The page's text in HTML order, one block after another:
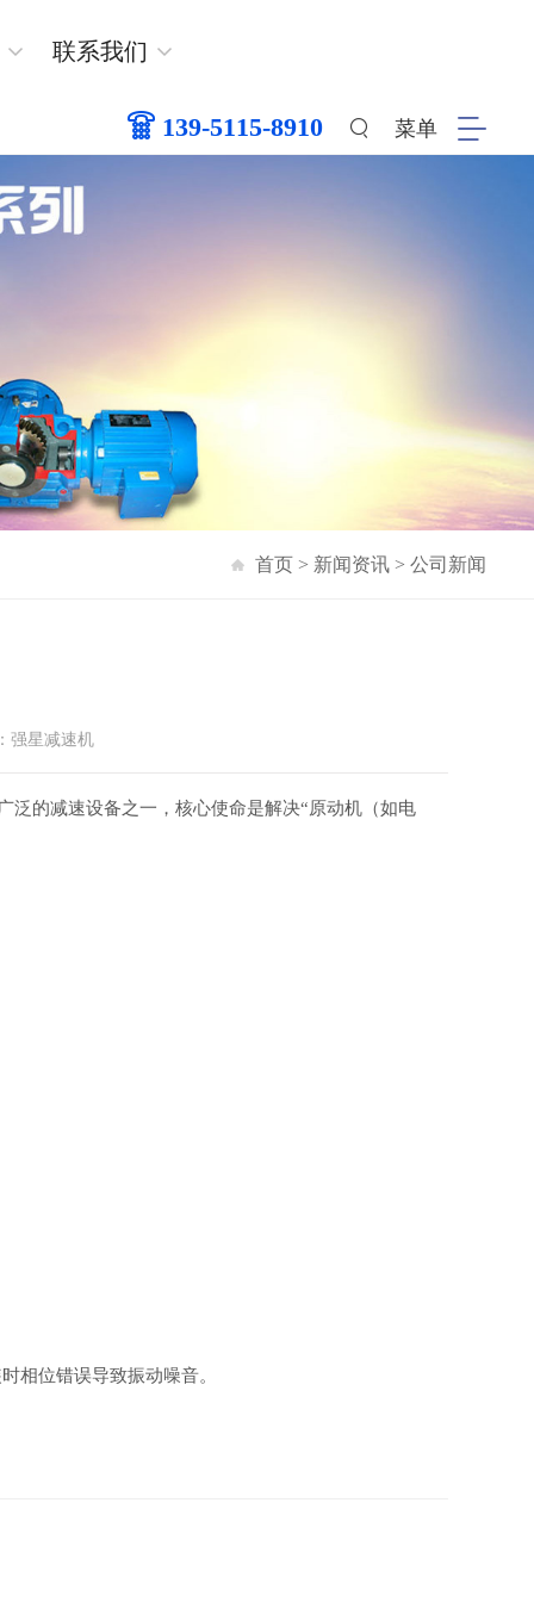
联系我们
139-5115-8910 菜单
首页> 新闻资讯> 公司新闻
强星减速机
泛的减速设备之一，核心使命是解决“原动机（如电
相位错误导致振动噪音。